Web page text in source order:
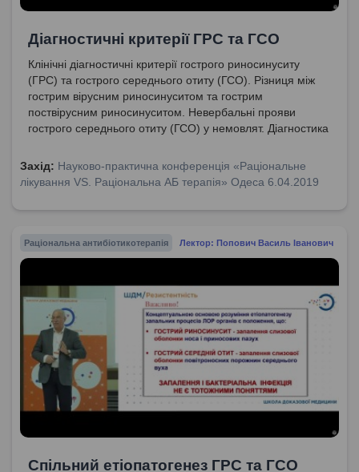
Діагностичні критерії ГРС та ГСО
Клінічні діагностичні критерії гострого риносинуситу
(ГРС) та гострого середнього отиту (ГСО). Різниця між
гострим вірусним риносинуситом та гострим
поствірусним риносинуситом. Невербальні прояви
гострого середнього отиту (ГСО) у немовлят. Діагностика
Захід: Науково-практична конференція «Раціональне
лікування VS. Раціональна АБ терапія» Одеса 6.04.2019
Раціональна антибіотикотерапія Лектор: Попович Василь Іванович
Спільний етіопатогенез ГРС та ГСО